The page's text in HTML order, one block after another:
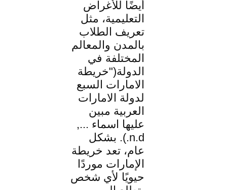
أيضًا للأغراض
التعليمية، مثل
تعريف الطلاب
بالمدن والمعالم
المختلفة في
الدولة("خريطة
الامارات السبع
لدولة الامارات
العربية مبين
عليها اسماء ...,
n.d.). بشكل
عام، تعد خريطة
الإمارات موردًا
حيويًا لأي شخص